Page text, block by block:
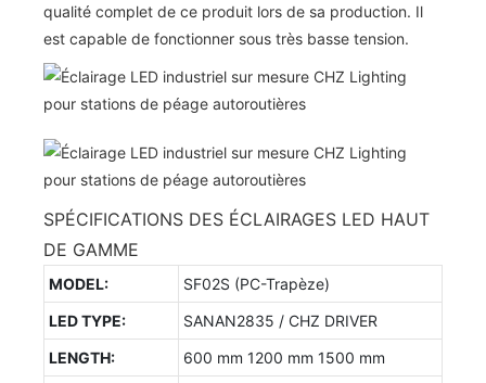
qualité complet de ce produit lors de sa production. Il
est capable de fonctionner sous très basse tension.
SPÉCIFICATIONS DES ÉCLAIRAGES LED HAUT
DE GAMME
MODEL:
SF02S (PC-Trapèze)
LED TYPE:
SANAN2835 / CHZ DRIVER
LENGTH:
600 mm 1200 mm 1500 mm